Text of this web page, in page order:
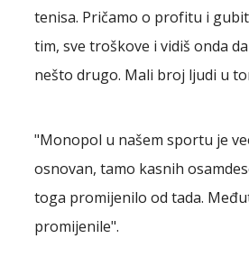
tenisa. Pričamo o profitu i
tim, sve troškove i vidiš onda
nešto drugo. Mali broj ljudi u
"Monopol u našem sportu je
osnovan, tamo kasnih
toga promijenilo od tada.
promijenile".